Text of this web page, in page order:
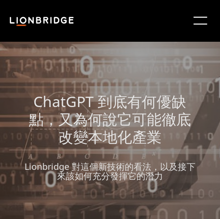
ChatGPT 到底有何優缺
點，又為何說它可能徹底
改變本地化產業
Lionbridge 對這個新技術的看法，以及接下
來該如何充分發揮它的潛力